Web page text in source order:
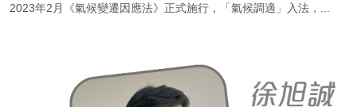
2023年2月《氣候變遷因應法》正式施行，「氣候調適」入法，...